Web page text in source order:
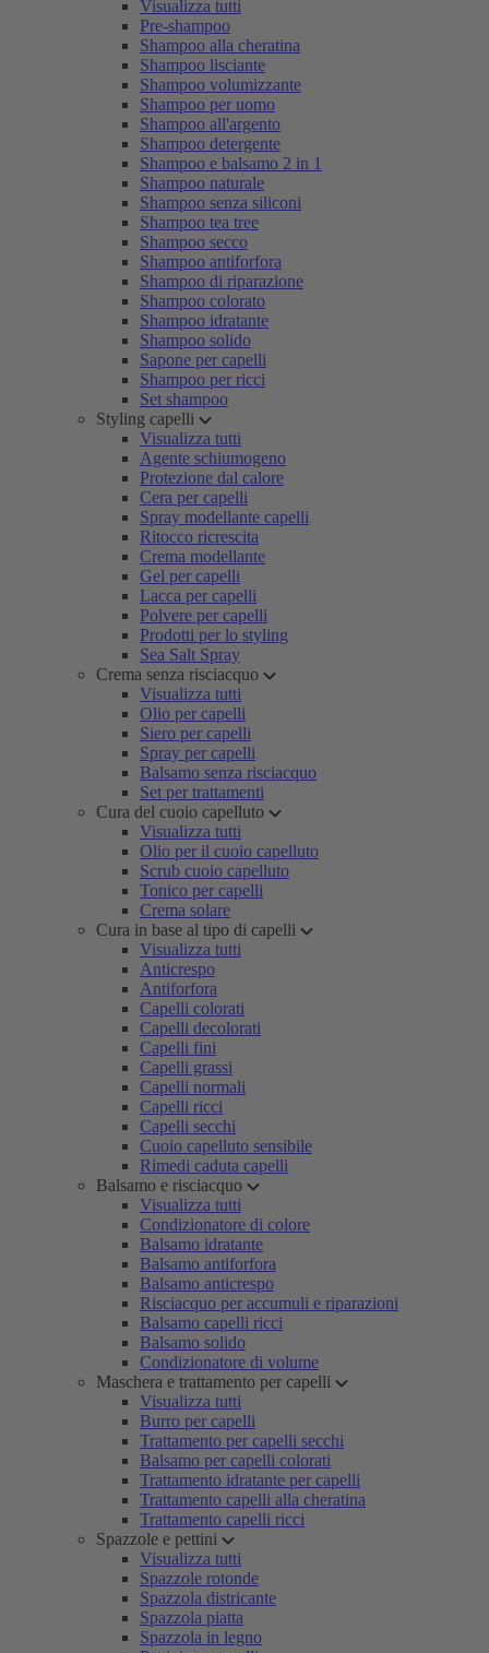
Visualizza tutti
Pre-shampoo
Shampoo alla cheratina
Shampoo lisciante
Shampoo volumizzante
Shampoo per uomo
Shampoo all'argento
Shampoo detergente
Shampoo e balsamo 2 in 1
Shampoo naturale
Shampoo senza siliconi
Shampoo tea tree
Shampoo secco
Shampoo antiforfora
Shampoo di riparazione
Shampoo colorato
Shampoo idratante
Shampoo solido
Sapone per capelli
Shampoo per ricci
Set shampoo
Styling capelli
Visualizza tutti
Agente schiumogeno
Protezione dal calore
Cera per capelli
Spray modellante capelli
Ritocco ricrescita
Crema modellante
Gel per capelli
Lacca per capelli
Polvere per capelli
Prodotti per lo styling
Sea Salt Spray
Crema senza risciacquo
Visualizza tutti
Olio per capelli
Siero per capelli
Spray per capelli
Balsamo senza risciacquo
Set per trattamenti
Cura del cuoio capelluto
Visualizza tutti
Olio per il cuoio capelluto
Scrub cuoio capelluto
Tonico per capelli
Crema solare
Cura in base al tipo di capelli
Visualizza tutti
Anticrespo
Antiforfora
Capelli colorati
Capelli decolorati
Capelli fini
Capelli grassi
Capelli normali
Capelli ricci
Capelli secchi
Cuoio capelluto sensibile
Rimedi caduta capelli
Balsamo e risciacquo
Visualizza tutti
Condizionatore di colore
Balsamo idratante
Balsamo antiforfora
Balsamo anticrespo
Risciacquo per accumuli e riparazioni
Balsamo capelli ricci
Balsamo solido
Condizionatore di volume
Maschera e trattamento per capelli
Visualizza tutti
Burro per capelli
Trattamento per capelli secchi
Balsamo per capelli colorati
Trattamento idratante per capelli
Trattamento capelli alla cheratina
Trattamento capelli ricci
Spazzole e pettini
Visualizza tutti
Spazzole rotonde
Spazzola districante
Spazzola piatta
Spazzola in legno